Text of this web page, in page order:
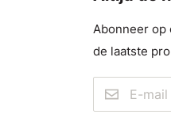
Abonneer op
de laatste